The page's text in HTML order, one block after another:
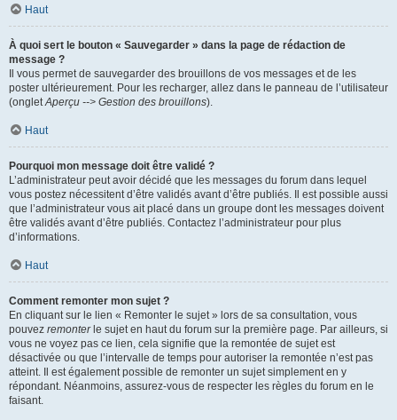
Haut
À quoi sert le bouton « Sauvegarder » dans la page de rédaction de
message ?
Il vous permet de sauvegarder des brouillons de vos messages et de les
poster ultérieurement. Pour les recharger, allez dans le panneau de l’utilisateur
(ongletAperçu --> Gestion des brouillons).
Haut
Pourquoi mon message doit être validé ?
L’administrateur peut avoir décidé que les messages du forum dans lequel
vous postez nécessitent d’être validés avant d’être publiés. Il est possible aussi
que l’administrateur vous ait placé dans un groupe dont les messages doivent
être validés avant d’être publiés. Contactez l’administrateur pour plus
d’informations.
Haut
Comment remonter mon sujet ?
En cliquant sur le lien « Remonter le sujet » lors de sa consultation, vous
pouvez remonterle sujet en haut du forum sur la première page. Par ailleurs, si
vous ne voyez pas ce lien, cela signifie que la remontée de sujet est
désactivée ou que l’intervalle de temps pour autoriser la remontée n’est pas
atteint. Il est également possible de remonter un sujet simplement en y
répondant. Néanmoins, assurez-vous de respecter les règles du forum en le
faisant.